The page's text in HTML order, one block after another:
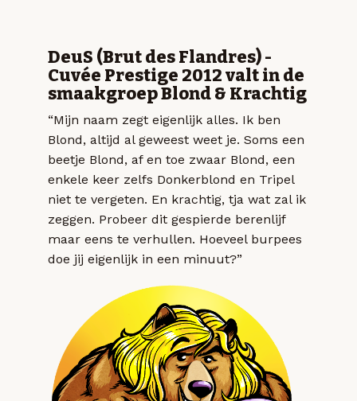
DeuS (Brut des Flandres) -
Cuvée Prestige 2012 valt in de
smaakgroep Blond & Krachtig
“Mijn naam zegt eigenlijk alles. Ik ben
Blond, altijd al geweest weet je. Soms een
beetje Blond, af en toe zwaar Blond, een
enkele keer zelfs Donkerblond en Tripel
niet te vergeten. En krachtig, tja wat zal ik
zeggen. Probeer dit gespierde berenlijf
maar eens te verhullen. Hoeveel burpees
doe jij eigenlijk in een minuut?”